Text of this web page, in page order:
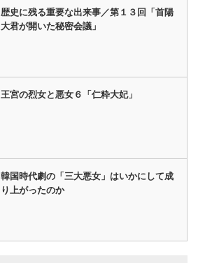
歴史に残る重要な出来事／第１３回「首陽
大君が開いた秘密会議」
王宮の烈女と悪女６「仁粋大妃」
韓国時代劇の「三大悪女」はいかにして成
り上がったのか